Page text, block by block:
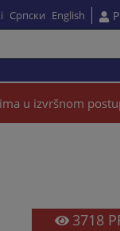
Српски English
u izvršnom
3718